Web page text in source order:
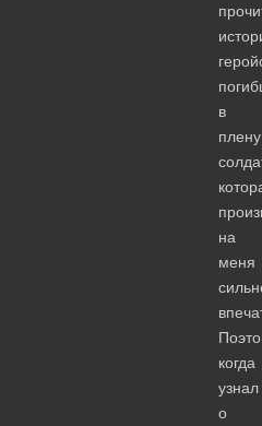
в
плену
на
меня
когда
узнал
о